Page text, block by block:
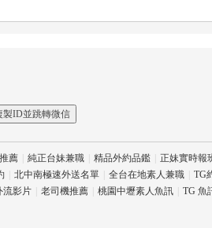
製ID並跳轉微信
薦 純正台妹兼職 精品外約品鑑
正妹實時報
北中南極速外送名單 全台在地素人兼職
TG
流影片 老司機推薦 桃園中壢素人魚訊 TG 魚